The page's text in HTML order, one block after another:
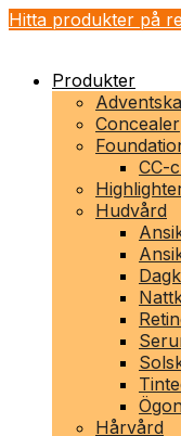
Hitta produkter på
Produkter
Concealer
CC-
Hudvård
Hårvård